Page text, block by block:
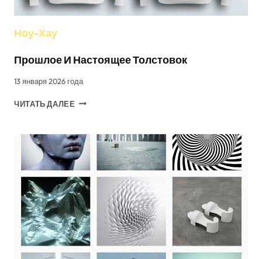
Ноу-Хау
Прошлое И Настоящее Толстовок
13 января 2026 года
ЧИТАТЬ ДАЛЕЕ ПРОШЛОЕ
ТОЛСТОВОК